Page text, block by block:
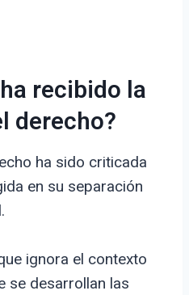
recibido la
derecho?
ha sido criticada
en su separación
ignora el contexto
se desarrollan las